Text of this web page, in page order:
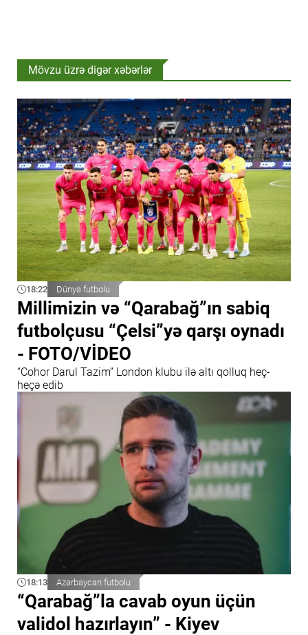
Mövzu üzrə digər xəbərlər
18:22 Dünya futbolu
Millimizin və “Qarabağ”ın sabiq
futbolçusu “Çelsi”yə qarşı oynadı
- FOTO/VİDEO
“Cohor Darul Tazim” London klubu ilə altı qolluq heç-
heçə edib
18:13 Azərbaycan futbolu
“Qarabağ”la cavab oyun üçün
validol hazırlayın” - Kiyev